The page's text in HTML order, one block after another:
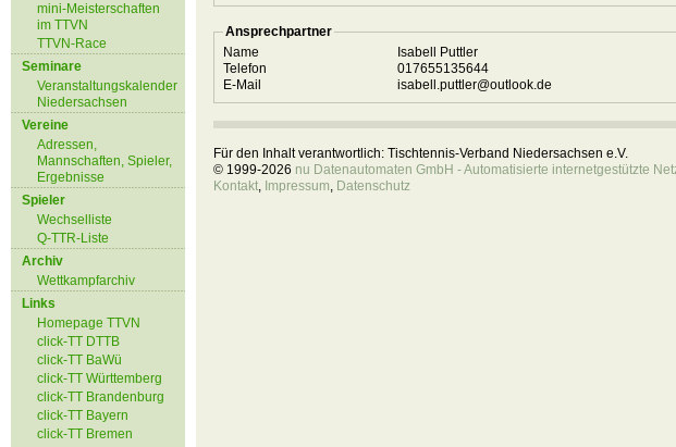
mini-Meisterschaften
im TTVN
TTVN-Race
Seminare
Veranstaltungskalender
Niedersachsen
Vereine
Adressen,
Mannschaften, Spieler,
Ergebnisse
Spieler
Wechselliste
Q-TTR-Liste
Archiv
Wettkampfarchiv
Links
Homepage TTVN
click-TT DTTB
click-TT BaWü
click-TT Württemberg
click-TT Brandenburg
click-TT Bayern
click-TT Bremen
Ansprechpartner
Name
Isabell Puttler
Telefon
017655135644
E-Mail
isabell.puttler@outlook.de
Für den Inhalt verantwortlich: Tischtennis-Verband Niedersachsen e.V.
© 1999-2026 nu Datenautomaten GmbH - Automatisierte internetgestützte
Kontakt, Impressum, Datenschutz